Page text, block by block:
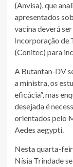
(Anvisa), que
apresentados
vacina deverá
Incorporação de
(Conitec) para
A Butantan-DV
a ministra, os
eficácia”, mas
desejada é
orientados pelo
Aedes aegypti.
Nesta quarta-
Nísia Trindade